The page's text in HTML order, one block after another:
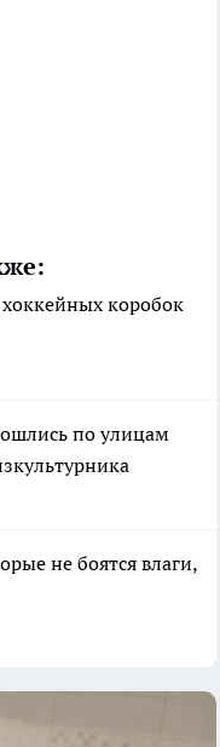
коробок
по улицам
не боятся влаги,